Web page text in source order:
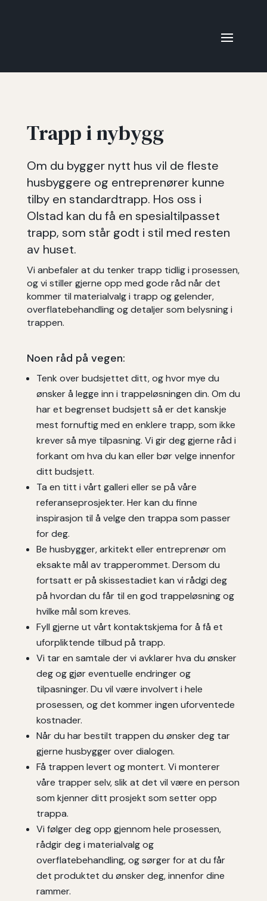
Trapp i nybygg
Om du bygger nytt hus vil de fleste
husbyggere og entreprenører kunne
tilby en standardtrapp. Hos oss i
Olstad kan du få en spesialtilpasset
trapp, som står godt i stil med resten
av huset.
Vi anbefaler at du tenker trapp tidlig i prosessen,
og vi stiller gjerne opp med gode råd når det
kommer til materialvalg i trapp og gelender,
overflatebehandling og detaljer som belysning i
trappen.
Noen råd på vegen:
Tenk over budsjettet ditt, og hvor mye du
ønsker å legge inn i trappeløsningen din. Om du
har et begrenset budsjett så er det kanskje
mest fornuftig med en enklere trapp, som ikke
krever så mye tilpasning. Vi gir deg gjerne råd i
forkant om hva du kan eller bør velge innenfor
ditt budsjett.
Ta en titt i vårt galleri eller se på våre
referanseprosjekter. Her kan du finne
inspirasjon til å velge den trappa som passer
for deg.
Be husbygger, arkitekt eller entreprenør om
eksakte mål av trapperommet. Dersom du
fortsatt er på skissestadiet kan vi rådgi deg
på hvordan du får til en god trappeløsning og
hvilke mål som kreves.
Fyll gjerne ut vårt kontaktskjema for å få et
uforpliktende tilbud på trapp.
Vi tar en samtale der vi avklarer hva du ønsker
deg og gjør eventuelle endringer og
tilpasninger. Du vil være involvert i hele
prosessen, og det kommer ingen uforventede
kostnader.
Når du har bestilt trappen du ønsker deg tar
gjerne husbygger over dialogen.
Få trappen levert og montert. Vi monterer
våre trapper selv, slik at det vil være en person
som kjenner ditt prosjekt som setter opp
trappa.
Vi følger deg opp gjennom hele prosessen,
rådgir deg i materialvalg og
overflatebehandling, og sørger for at du får
det produktet du ønsker deg, innenfor dine
rammer.